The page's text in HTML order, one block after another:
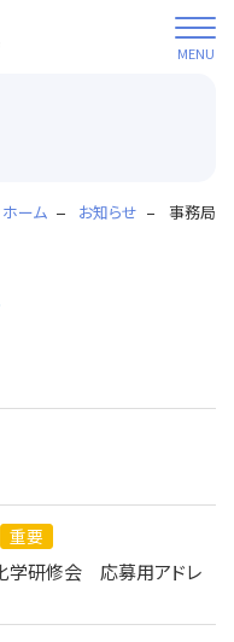
MENU
ホーム お知らせ 事務局
重要